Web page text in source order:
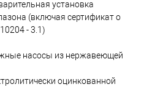
установка
(включая сертификат о
- 3.1)
насосы из нержавеющей
оцинкованной